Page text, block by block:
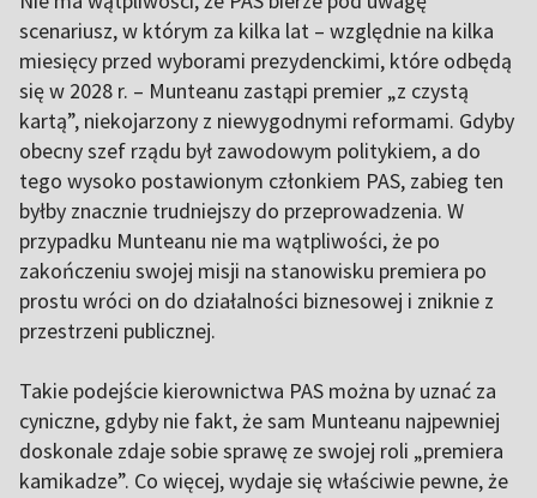
scenariusz, w którym za kilka lat – względnie na kilka
miesięcy przed wyborami prezydenckimi, które odbędą
się w 2028 r. – Munteanu zastąpi premier „z czystą
kartą”, niekojarzony z niewygodnymi reformami. Gdyby
obecny szef rządu był zawodowym politykiem, a do
tego wysoko postawionym członkiem PAS, zabieg ten
byłby znacznie trudniejszy do przeprowadzenia. W
przypadku Munteanu nie ma wątpliwości, że po
zakończeniu swojej misji na stanowisku premiera po
prostu wróci on do działalności biznesowej i zniknie z
przestrzeni publicznej.
Takie podejście kierownictwa PAS można by uznać za
cyniczne, gdyby nie fakt, że sam Munteanu najpewniej
doskonale zdaje sobie sprawę ze swojej roli „premiera
kamikadze”. Co więcej, wydaje się właściwie pewne, że